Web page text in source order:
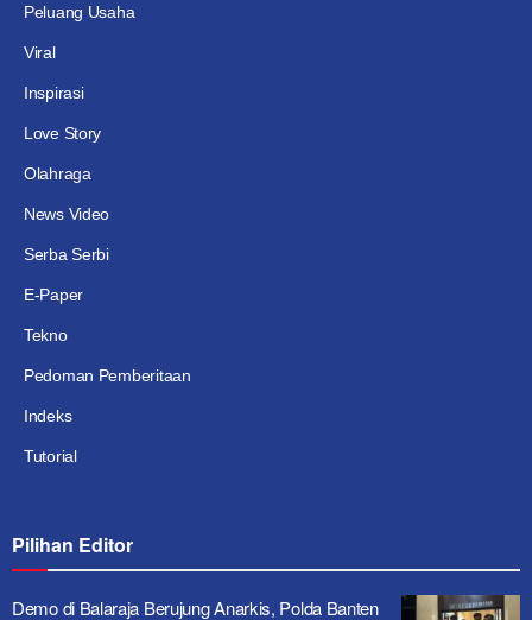
Peluang Usaha
Viral
Inspirasi
Love Story
Olahraga
News Video
Serba Serbi
E-Paper
Tekno
Pedoman Pemberitaan
Indeks
Tutorial
Pilihan Editor
Demo di Balaraja Berujung Anarkis, Polda Banten